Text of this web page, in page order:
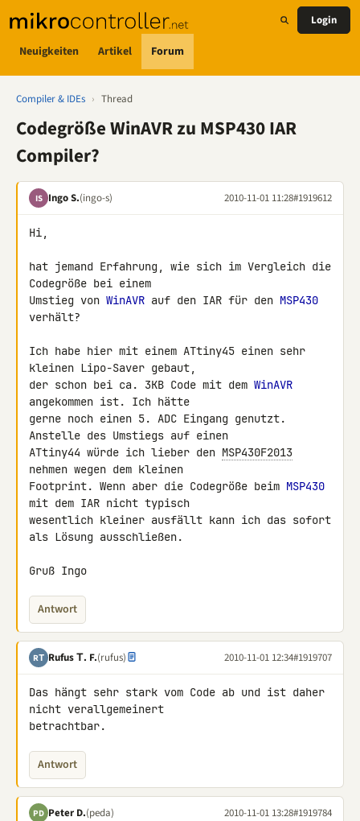
Neuigkeiten Artikel Forum
Login
Compiler & IDEs › Thread
Codegröße WinAVR zu MSP430 IAR
Compiler?
IS Ingo S.(ingo-s) 2010-11-01 11:28#1919612
Hi,
hat jemand Erfahrung, wie sich im Vergleich die
Codegröße bei einem
Umstieg von WinAVR auf den IAR für den MSP430
verhält?
Ich habe hier mit einem ATtiny45 einen sehr
kleinen Lipo-Saver gebaut,
der schon bei ca. 3KB Code mit dem WinAVR
angekommen ist. Ich hätte
gerne noch einen 5. ADC Eingang genutzt.
Anstelle des Umstiegs auf einen
ATtiny44 würde ich lieber den MSP430F2013
nehmen wegen dem kleinen
Footprint. Wenn aber die Codegröße beim MSP430
mit dem IAR nicht typisch
wesentlich kleiner ausfällt kann ich das sofort
als Lösung ausschließen.
Gruß Ingo
Antwort
RΤ Rufus Τ. F.(rufus) 2010-11-01 12:34#1919707
Das hängt sehr stark vom Code ab und ist daher
nicht verallgemeinert
betrachtbar.
Antwort
PD Peter D.(peda) 2010-11-01 13:28#1919784